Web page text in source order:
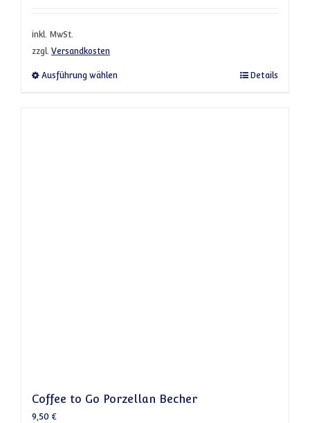
inkl. MwSt.
zzgl. Versandkosten
Ausführung wählen Dieses Produkt weist mehrere Varianten
Details
Coffee to Go Porzellan Becher
9,50 €